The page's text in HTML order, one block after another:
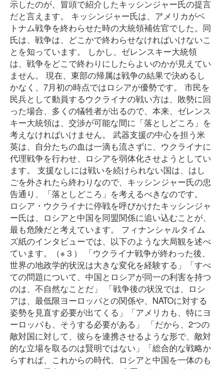
示したのが、冒頭で紹介したキッシンジャー氏の提言
だと言えます。 キッシンジャー氏は、アメリカがベ
トナム戦争を終わらせた時の大統領補佐官でした。同
氏は、戦争は、どこかで終わらせなければいけないこ
とを知っています。 しかし、ゼレンスキー大統領
は、戦争をどこで終わりにしたらよいのかが見えてい
ません。 現在、東部の帰属は戦争の結果で決めるし
かなく、7月初の時点ではロシアが優勢です。 市民を
民兵として動員するウクライナの戦い方は、敗勢に回
った場合、多くの犠牲者が出るので、本来、ゼレンス
キー大統領は、交渉が可能な間に「落としどころ」を
考えなければいけません。 武器支援の中心を担う米
英は、自分たちの血は一滴も流さずに、ウクライナに
代理戦争を行わせ、ロシアを弱体化させようとしてい
ます。 支援なしには戦いを続けられない国は、はし
ごを外されたら終わりなので、キッシンジャー氏の忠
告通り、「落としどころ」を考えるべきなのです。
ロシア・ウクライナに停戦を呼びかけたキッシンジャ
ー氏は、ロシアと中国を同盟関係に追い込むことが、
最も危険だと考えています。 フィナンシャルタイム
ズ紙のインタビューでは、以下のような大局観を述べ
ています。（※３） 「ウクライナ戦争が終わった後、
世界の地政学的状況は大きな変化を経験する」「すべ
ての問題について、中国とロシアが同一の利害を持つ
のは、不自然なことだ」 「戦争後の状況では、ロシ
アは、最低限ヨーロッパとの関係や、NATOに対する
姿勢を見直す必要が出てくる」「アメリカも、特にヨ
ーロッパも、そうする必要がある」 「だから、2つの
敵対国に対して、彼らを連携させるような形で、敵対
的な立場を取るのは賢明ではない」「総合的な戦略か
らすれば、これからの時代、ロシアと中国を一体のも